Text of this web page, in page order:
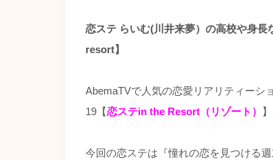
恋ステ らいむ(川井来夢）の高校や身
resort】
AbemaTVで人気の恋愛リアリティーシ
19【恋ステin the Resort（リゾート）
今回の恋ステは『憧れの恋を見つける